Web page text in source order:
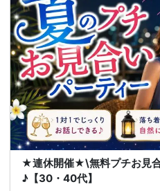
★連休開催★\無料プチお見
♪【30・40代】